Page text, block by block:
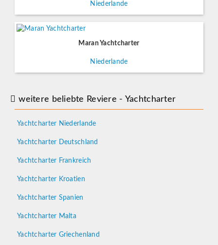
Niederlande
Maran Yachtcharter
Niederlande
weitere beliebte Reviere - Yachtcharter
Yachtcharter Niederlande
Yachtcharter Deutschland
Yachtcharter Frankreich
Yachtcharter Kroatien
Yachtcharter Spanien
Yachtcharter Malta
Yachtcharter Griechenland